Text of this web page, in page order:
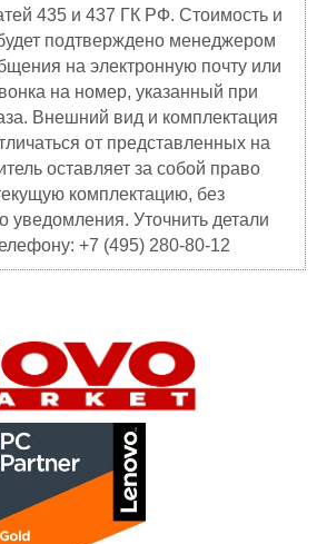
435 и 437 ГК РФ. Стоимость и
подтверждено менеджером
на электронную почту или
на номер, указанный при
Внешний вид и комплектация
от представленных на
оставляет за собой право
комплектацию, без
уведомления. Уточнить детали
+7 (495) 280-80-12